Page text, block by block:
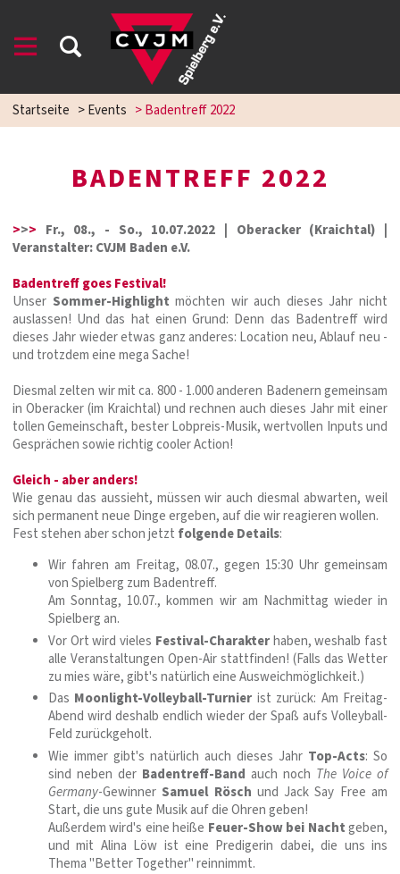
Startseite >Events >Badentreff 2022
BADENTREFF 2022
>>> Fr., 08., - So., 10.07.2022 | Oberacker (Kraichtal) |
Veranstalter: CVJM Baden e.V.
Badentreff goes Festival!
Unser Sommer-Highlight möchten wir auch dieses Jahr nicht
auslassen! Und das hat einen Grund: Denn das Badentreff wird
dieses Jahr wieder etwas ganz anderes: Location neu, Ablauf neu -
und trotzdem eine mega Sache!
Diesmal zelten wir mit ca. 800 - 1.000 anderen Badenern gemeinsam
in Oberacker (im Kraichtal) und rechnen auch dieses Jahr mit einer
tollen Gemeinschaft, bester Lobpreis-Musik, wertvollen Inputs und
Gesprächen sowie richtig cooler Action!
Gleich - aber anders!
Wie genau das aussieht, müssen wir auch diesmal abwarten, weil
sich permanent neue Dinge ergeben, auf die wir reagieren wollen.
Fest stehen aber schon jetzt folgende Details:
Wir fahren am Freitag, 08.07., gegen 15:30 Uhr gemeinsam
von Spielberg zum Badentreff.
Am Sonntag, 10.07., kommen wir am Nachmittag wieder in
Spielberg an.
Vor Ort wird vieles Festival-Charakterhaben, weshalb fast
alle Veranstaltungen Open-Air stattfinden! (Falls das Wetter
zu mies wäre, gibt's natürlich eine Ausweichmöglichkeit.)
Das Moonlight-Volleyball-Turnier ist zurück: Am Freitag-
Abend wird deshalb endlich wieder der Spaß aufs Volleyball-
Feld zurückgeholt.
Wie immer gibt's natürlich auch dieses Jahr Top-Acts: So
sind neben der Badentreff-Band auch noch The Voice of
Germany-Gewinner Samuel Rösch und Jack Say Free am
Start, die uns gute Musik auf die Ohren geben!
Außerdem wird's eine heiße Feuer-Show bei Nachtgeben,
und mit Alina Löw ist eine Predigerin dabei, die uns ins
Thema "Better Together" reinnimmt.